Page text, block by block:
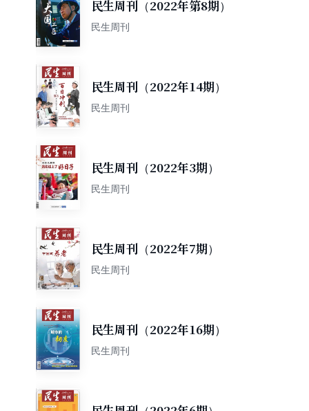
民生周刊（2022年第8期）
民生周刊
民生周刊（2022年14期）
民生周刊
民生周刊（2022年3期）
民生周刊
民生周刊（2022年7期）
民生周刊
民生周刊（2022年16期）
民生周刊